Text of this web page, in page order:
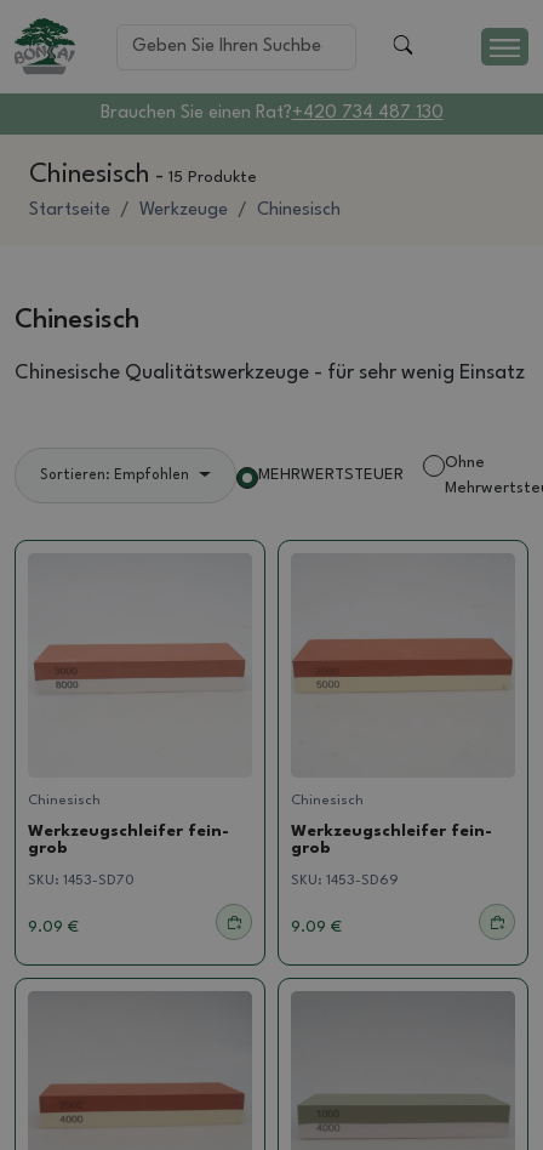
Brauchen Sie einen Rat?+420 734 487 130
Chinesisch - 15 Produkte
Startseite Werkzeuge Chinesisch
Chinesisch
Chinesische Qualitätswerkzeuge - für sehr wenig Einsatz
Sortieren: Empfohlen MEHRWERTSTEUER
Ohne
Chinesisch
Werkzeugschleifer fein-
grob
SKU: 1453-SD70
9.09 €
Chinesisch
Werkzeugschleifer fein-
grob
SKU: 1453-SD69
9.09 €